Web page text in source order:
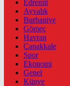
Edremit
Ayvalık
Burhaniye
Gömeç
Havran
Çanakkale
Spor
Ekonomi
Genel
Künye